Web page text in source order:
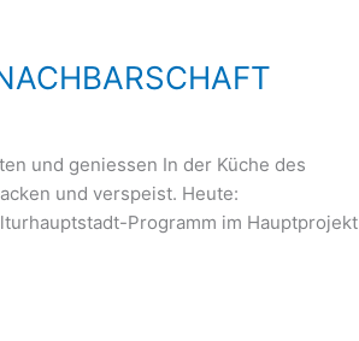
und geniessen In der Küche des
und verspeist. Heute:
Programm im Hauptprojekt